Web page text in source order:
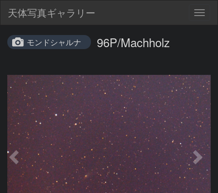
天体写真ギャラリー
モンドシャルナ 96P/Machholz